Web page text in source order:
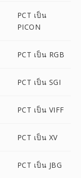
PCT เป็น
PICON
PCT เป็น RGB
PCT เป็น SGI
PCT เป็น VIFF
PCT เป็น XV
PCT เป็น JBG